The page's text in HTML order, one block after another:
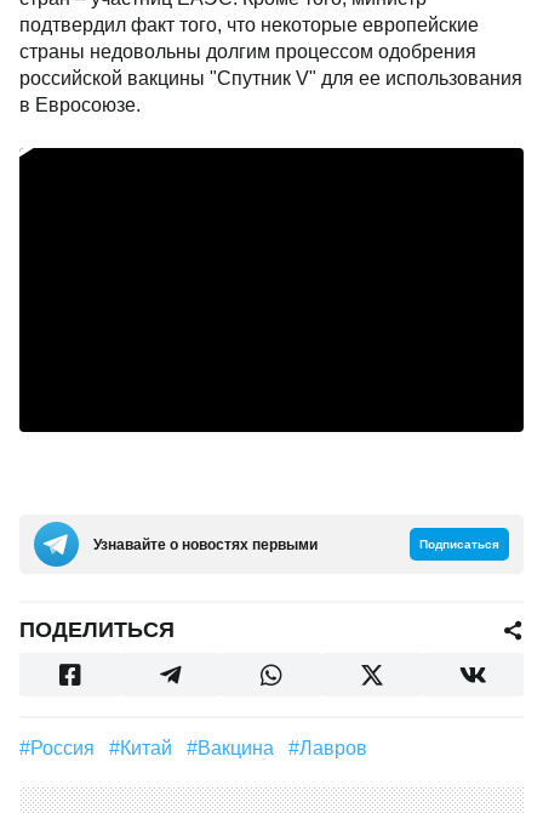
подтвердил факт того, что некоторые европейские
страны недовольны долгим процессом одобрения
российской вакцины "Спутник V" для ее использования
в Евросоюзе.
Узнавайте о новостях первыми Подписаться
ПОДЕЛИТЬСЯ
#Россия #Китай #Вакцина #Лавров